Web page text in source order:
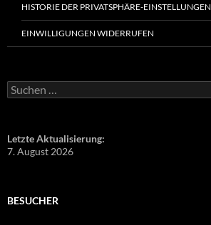
HISTORIE DER PRIVATSPHÄRE-EINSTELLUNGEN
EINWILLIGUNGEN WIDERRUFEN
Suchen
nach:
Letzte Aktualisierung:
7. August 2026
BESUCHER